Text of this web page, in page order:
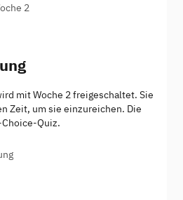
2
mit Woche 2 freigeschaltet. Sie
Zeit, um sie einzureichen. Die
Quiz.